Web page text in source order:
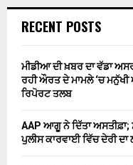
RECENT POSTS
ਮੀਡੀਆ ਦੀ ਖ਼ਬਰ ਦਾ ਵੱਡਾ
ਰਹੀ ਔਰਤ ਦੇ ਮਾਮਲੇ ‘ਚ
ਰਿਪੋਰਟ ਤਲਬ
AAP ਆਗੂ ਨੇ ਦਿੱਤਾ ਅਸਤੀਫ਼ਾ;
ਪੁਲੀਸ ਕਾਰਵਾਈ ਵਿੱਚ ਦੇਰੀ